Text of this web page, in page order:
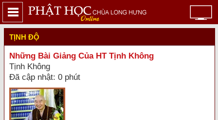
TỊNH ĐỘ
Những Bài Giảng Của HT Tịnh Không
Tịnh Không
Đã cập nhật: 0 phút